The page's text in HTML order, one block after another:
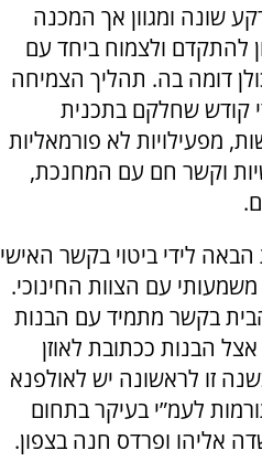
שונה ומגוון אך המכנה
להתקדם ולצמוח ביחד עם
דומה בה. תהליך הצמיחה
קודש שחלקם בתכנית
מפעילויות לא פורמאליות
וקשר חם עם המחנכת,
לידי ביטוי בקשר האישי
עם הצוות החינוכי.
בקשר מתמיד עם הבנות
הבנות ככתובת לאוזן
זו לראשונה יש לאולפנא
לעמ”י בעיקר בתחום
אליהו ופרדס חנה בצפון.